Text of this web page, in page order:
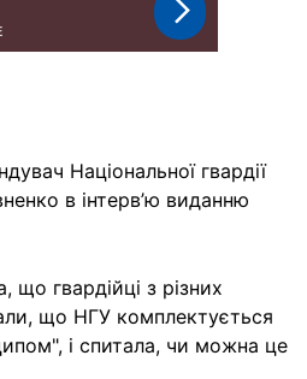
Національної гвардії
в інтерв’ю виданню
що гвардійці з різних
що НГУ комплектується
і спитала, чи можна це